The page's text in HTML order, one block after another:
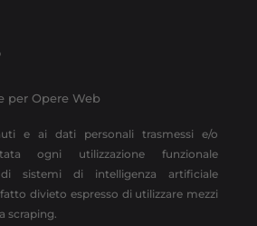
per Opere Web
e ai dati personali trasmessi e/o
ogni utilizzazione funzionale
di sistemi di intelligenza artificiale
divieto espresso di utilizzare mezzi
scraping.